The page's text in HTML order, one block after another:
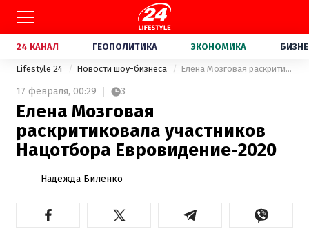
24 КАНАЛ ГЕОПОЛИТИКА ЭКОНОМИКА
Lifestyle 24 Новости шоу-бизнеса Елена Мозговая раскритиковала участников Нацотбора Евровидение-2020
17 февраля, 00:29 3
Елена Мозговая
раскритиковала участников
Нацотбора Евровидение-2020
Надежда Биленко